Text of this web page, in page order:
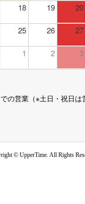
18 19 20
25 26 27
1 2 3
の営業（※土日・祝日は
©UpperTime. All Rights